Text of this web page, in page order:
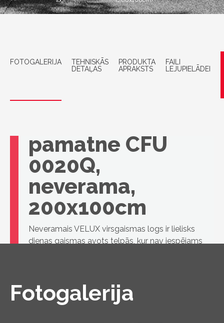
FOTOGALERIJA
TEHNISKĀS
DETAĻAS
PRODUKTA
APRAKSTS
FAILI
LEJUPIELĀDEI
VELUX
pamatne CFU
0020Q,
neverama,
200x100cm
Neveramais VELUX virsgaismas logs ir lielisks
dienas gaismas avots telpās, kur nav iespējams
Fotogalerija